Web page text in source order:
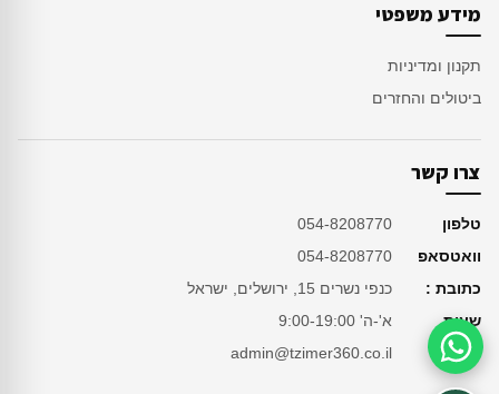
מידע משפטי
תקנון ומדיניות
ביטולים והחזרים
צרו קשר
טלפון
054-8208770
וואטסאפ
054-8208770
כתובת :
כנפי נשרים 15, ירושלים, ישראל
שעות
א'-ה' 9:00-19:00
מייל
admin@tzimer360.co.ilסיוע בהזמנה